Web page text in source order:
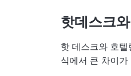
핫데스크
핫 데스크와 호
식에서 큰 차이